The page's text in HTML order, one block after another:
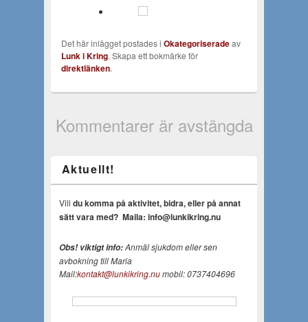
Det här inlägget postades i Okategoriseradeav
Lunk i Kring. Skapa ett bokmärke för
direktlänken.
Kommentarer är avstängda
Aktuellt!
Vill du komma på aktivitet, bidra, eller på annat
sätt vara med? Maila: info@lunkikring.nu
Obs! viktigt info:Anmäl sjukdom eller sen
avbokning till Maria
Mail:kontakt@lunkikring.nu mobil: 0737404696